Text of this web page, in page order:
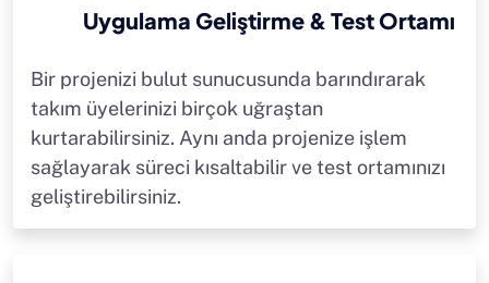
Uygulama Geliştirme & Test Ortamı
Bir projenizi bulut sunucusunda barındırarak
takım üyelerinizi birçok uğraştan
kurtarabilirsiniz. Aynı anda projenize işlem
sağlayarak süreci kısaltabilir ve test ortamınızı
geliştirebilirsiniz.